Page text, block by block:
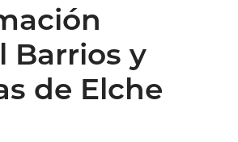
Barrios y
de Elche